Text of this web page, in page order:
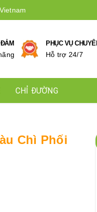
PHỤC VỤ
Hỗ trợ 24/7
CHỈ ĐƯỜNG
Chì Phối